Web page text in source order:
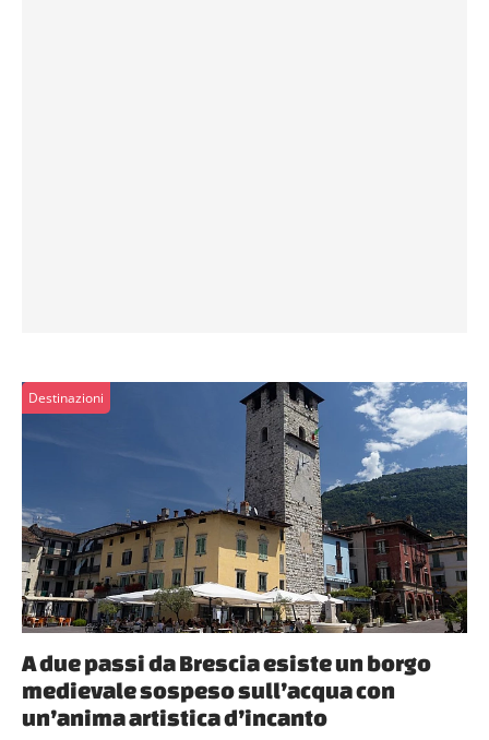
Destinazioni
A due passi da Brescia esiste un borgo
medievale sospeso sull’acqua con
un’anima artistica d’incanto